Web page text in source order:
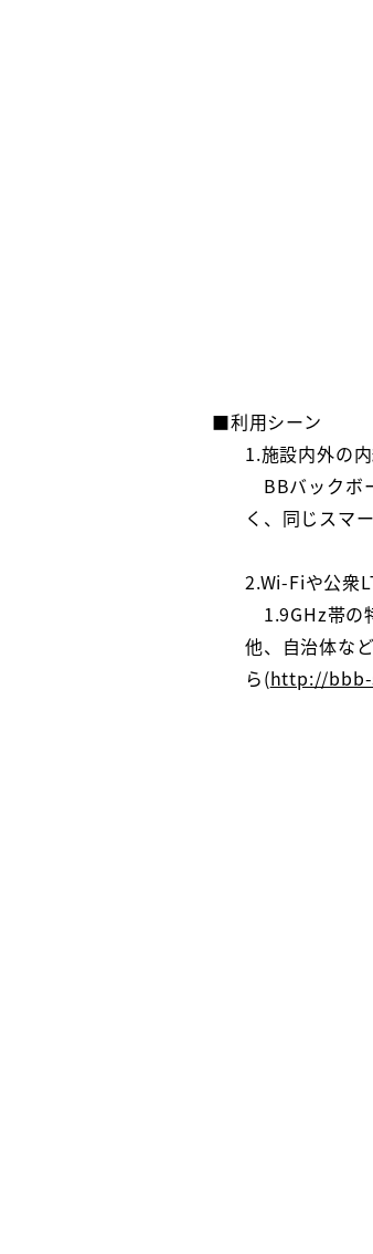
■利用シーン
1.施設内外の
BBバックボ
く、同じスマ
2.Wi-Fiや公衆
1.9GHz帯の
他、自治体な
ら(http://